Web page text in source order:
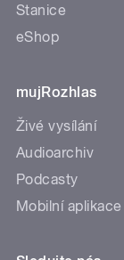
Stanice
eShop
mujRozhlas
Živé vysílání
Audioarchiv
Podcasty
Mobilní aplikace